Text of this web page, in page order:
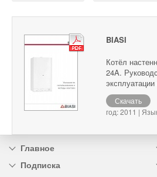
BIASI
Котёл
24A.
Скачать
год: 2011 |
Главное
Подписка